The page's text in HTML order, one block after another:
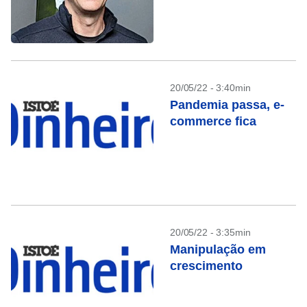
20/05/22 - 3:40min
Pandemia passa, e-
commerce fica
20/05/22 - 3:35min
Manipulação em
crescimento